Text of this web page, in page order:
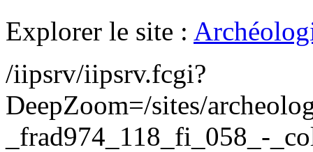
Explorer le site :
/iipsrv/iipsrv.fcgi?
DeepZoom=/sites/
_frad974_118_fi_058_-